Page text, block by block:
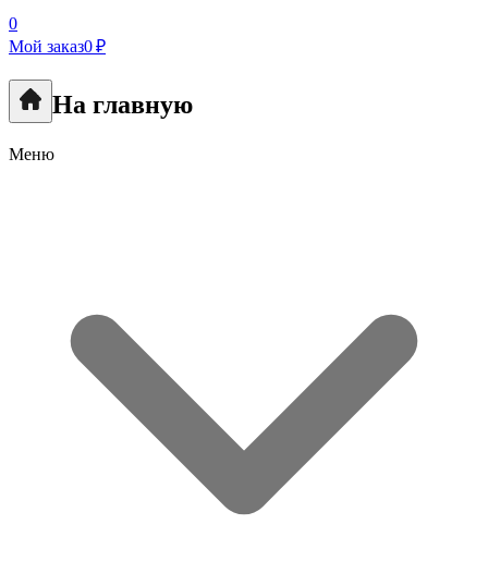
0
Мой заказ0 ₽
На главную
Меню